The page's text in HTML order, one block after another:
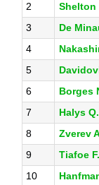
2
Shelton
3
De
4
5
6
Borges
7
Halys Q.
8
Zverev
9
Tiafoe F.
10